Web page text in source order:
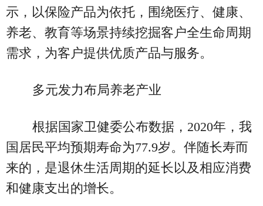
示，以保险产品为依托，围绕医疗、健康、
养老、教育等场景持续挖掘客户全生命周期
需求，为客户提供优质产品与服务。
多元发力布局养老产业
根据国家卫健委公布数据，2020年，我
国居民平均预期寿命为77.9岁。伴随长寿而
来的，是退休生活周期的延长以及相应消费
和健康支出的增长。